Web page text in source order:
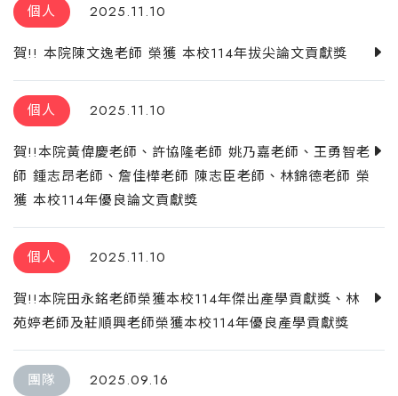
個人 2025.11.10
賀!! 本院陳文逸老師 榮獲 本校114年拔尖論文貢獻獎
個人 2025.11.10
賀!!本院黃偉慶老師、許協隆老師 姚乃嘉老師、王勇智老
師 鍾志昂老師、詹佳樺老師 陳志臣老師、林錦德老師 榮
獲 本校114年優良論文貢獻獎
個人 2025.11.10
賀!!本院田永銘老師榮獲本校114年傑出產學貢獻獎、林
苑婷老師及莊順興老師榮獲本校114年優良產學貢獻獎
團隊 2025.09.16